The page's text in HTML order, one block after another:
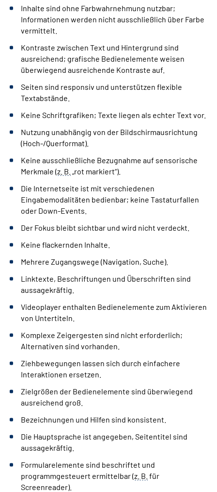
Inhalte sind ohne Farbwahrnehmung nutzbar;
Informationen werden nicht ausschließlich über Farbe
vermittelt.
Kontraste zwischen Text und Hintergrund sind
ausreichend; grafische Bedienelemente weisen
überwiegend ausreichende Kontraste auf.
Seiten sind responsiv und unterstützen flexible
Textabstände.
Keine Schriftgrafiken; Texte liegen als echter Text vor.
Nutzung unabhängig von der Bildschirmausrichtung
(Hoch-/Querformat).
Keine ausschließliche Bezugnahme auf sensorische
Merkmale (z. B.
„rot markiert“).
Die Internetseite ist mit verschiedenen
Eingabemodalitäten bedienbar; keine Tastaturfallen
oder Down-Events.
Der Fokus bleibt sichtbar und wird nicht verdeckt.
Keine flackernden Inhalte.
Mehrere Zugangswege (Navigation, Suche).
Linktexte, Beschriftungen und Überschriften sind
aussagekräftig.
Videoplayer enthalten Bedienelemente zum Aktivieren
von Untertiteln.
Komplexe Zeigergesten sind nicht erforderlich;
Alternativen sind vorhanden.
Ziehbewegungen lassen sich durch einfachere
Interaktionen ersetzen.
Zielgrößen der Bedienelemente sind überwiegend
ausreichend groß.
Bezeichnungen und Hilfen sind konsistent.
Die Hauptsprache ist angegeben, Seitentitel sind
aussagekräftig.
Formularelemente sind beschriftet und
programmgesteuert ermittelbar (z. B. für
Screenreader).